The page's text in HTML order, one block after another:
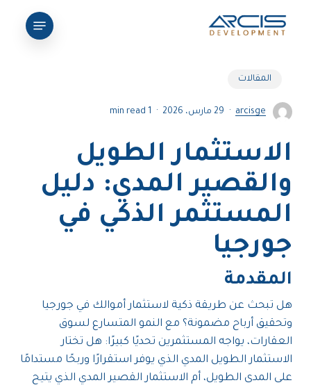
Menu
المقالات
arcisge 29 مارس، 2026 1 min read
الاستثمار الطويل
والقصير المدي: دليل
المستثمر الذكي في
جورجيا
المقدمة
هل تبحث عن طريقة ذكية لاستثمار أموالك في جورجيا
وتحقيق أرباح مضمونة؟ مع النمو المتسارع لسوق
العقارات، يواجه المستثمرين تحديًا كبيرًا: هل تختار
الاستثمار الطويل المدي الذي يوفر استقرارًا وربحًا مستدامًا
على المدى الطويل، أم الاستثمار القصير المدي الذي يتيح